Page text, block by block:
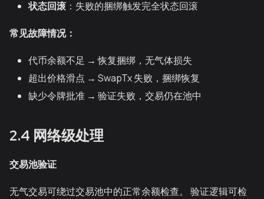
状态回滚 ：失败的捆绑触发完全状态回滚
常见故障情况：
代币余额不足 → 恢复捆绑，无气体损失
超出价格滑点 → SwapTx 失败，捆绑恢复
缺少令牌批准 → 验证失败，交易仍在池中
2.4 网络级处理
交易池验证
无气交易可绕过交易池中的正常余额检查。 验证逻辑可检